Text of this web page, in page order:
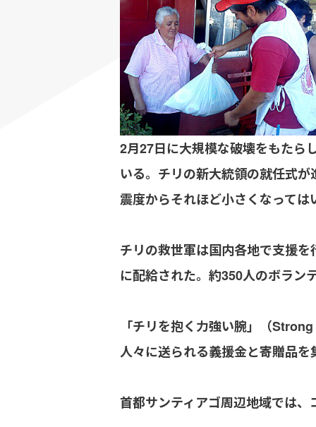
2月27日に大規模な破壊をもたら
いる。チリの新大統領の就任式
震度からそれほど小さくなっては
チリの救世軍は国内各地で支援
に配給された。約350人のボラン
「チリを抱く力強い腕」（
人々に送られる義援金と寄贈品
首都サンティアゴ周辺地域では